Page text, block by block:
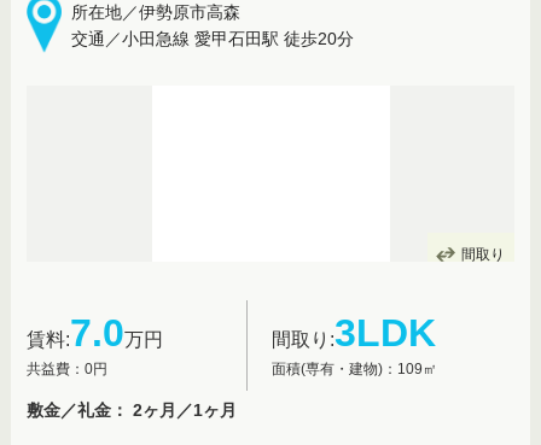
所在地／伊勢原市高森
交通／小田急線 愛甲石田駅 徒歩20分
間取り
賃料:7.0万円
共益費：0円
間取り:3LDK
面積(専有・建物)：109㎡
敷金／礼金： 2ヶ月／1ヶ月